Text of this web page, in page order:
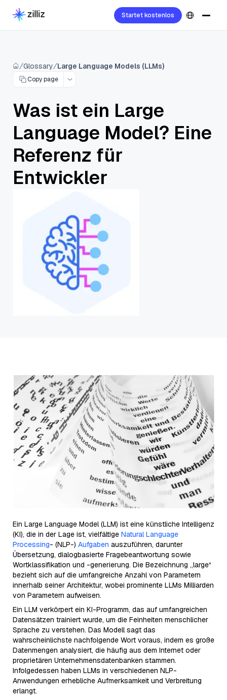
Startet kostenlos
Glossary Large Language Models (LLMs)
Copy page
Was ist ein Large
Language Model? Eine
Referenz für
Entwickler
Ein Large Language Model (LLM) ist eine künstliche Intelligenz
(KI), die in der Lage ist, vielfältige Natural Language
Processing- (NLP-) Aufgaben auszuführen, darunter
Übersetzung, dialogbasierte Fragebeantwortung sowie
Wortklassifikation und -generierung. Die Bezeichnung „large“
bezieht sich auf die umfangreiche Anzahl von Parametern
innerhalb seiner Architektur, wobei prominente LLMs Milliarden
von Parametern aufweisen.
Ein LLM verkörpert ein KI-Programm, das auf umfangreichen
Datensätzen trainiert wurde, um die Feinheiten menschlicher
Sprache zu verstehen. Das Modell sagt das
wahrscheinlichste nachfolgende Wort voraus, indem es große
Datenmengen analysiert, die häufig aus dem Internet oder
proprietären Unternehmensdatenbanken stammen.
Infolgedessen haben LLMs in verschiedenen NLP-
Anwendungen erhebliche Aufmerksamkeit und Verbreitung
erlangt.